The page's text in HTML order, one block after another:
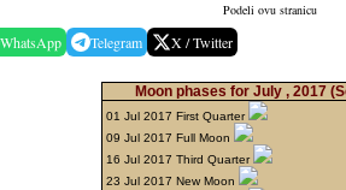
Podeli ovu stranicu
WhatsApp Telegram X / Twitter
Moon phases for July , 2017
01 Jul 2017 First Quarter
09 Jul 2017 Full Moon
16 Jul 2017 Third Quarter
23 Jul 2017 New Moon